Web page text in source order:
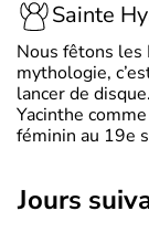
Sainte
Nous fêtons les
mythologie,
lancer de
Yacinthe
féminin au 19e
jours